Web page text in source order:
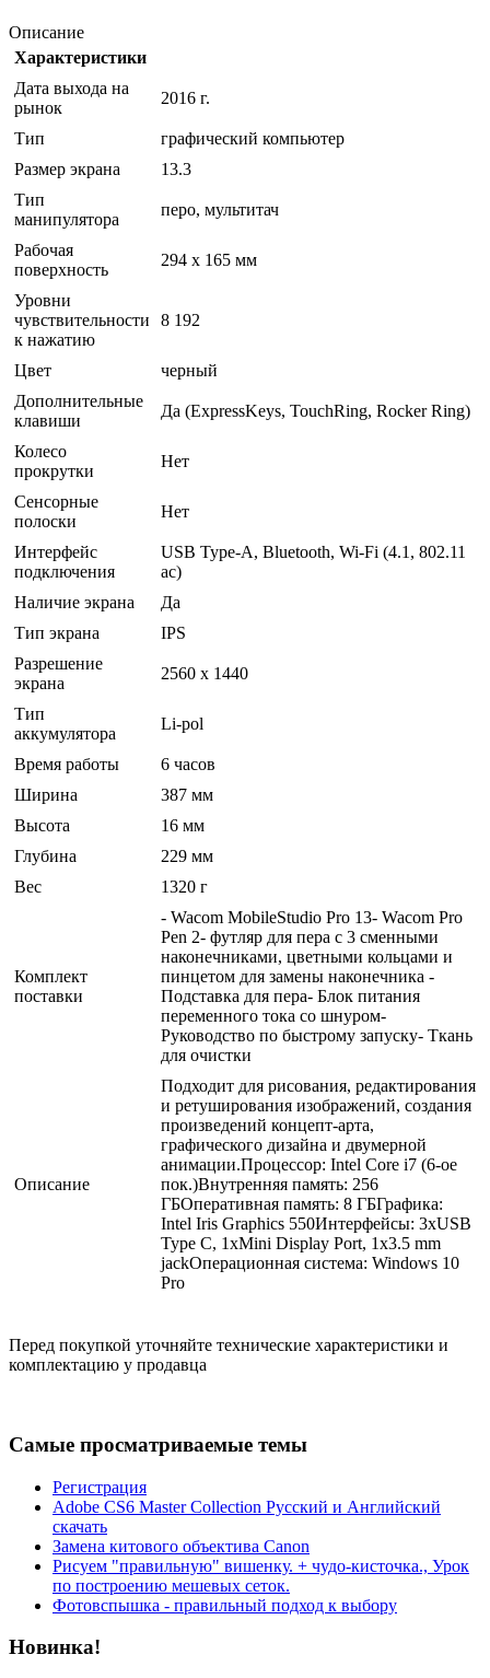
Описание
Характеристики
Дата выхода на
рынок
2016 г.
Тип
графический компьютер
Размер экрана
13.3
Тип
манипулятора
перо, мультитач
Рабочая
поверхность
294 x 165 мм
Уровни
чувствительности
к нажатию
8 192
Цвет
черный
Дополнительные
клавиши
Да (ExpressKeys, TouchRing, Rocker Ring)
Колесо
прокрутки
Нет
Сенсорные
полоски
Нет
Интерфейс
подключения
USB Type-A, Bluetooth, Wi-Fi (4.1, 802.11
ac)
Наличие экрана
Да
Тип экрана
IPS
Разрешение
экрана
2560 x 1440
Тип
аккумулятора
Li-pol
Время работы
6 часов
Ширина
387 мм
Высота
16 мм
Глубина
229 мм
Вес
1320 г
Комплект
поставки
- Wacom MobileStudio Pro 13- Wacom Pro
Pen 2- футляр для пера с 3 сменными
наконечниками, цветными кольцами и
пинцетом для замены наконечника -
Подставка для пера- Блок питания
переменного тока со шнуром-
Руководство по быстрому запуску- Ткань
для очистки
Описание
Подходит для рисования, редактирования
и ретуширования изображений, создания
произведений концепт-арта,
графического дизайна и двумерной
анимации.Процессор: Intel Core i7 (6-ое
пок.)Внутренняя память: 256
ГБОперативная память: 8 ГБГрафика:
Intel Iris Graphics 550Интерфейсы: 3xUSB
Type C, 1xMini Display Port, 1x3.5 mm
jackОперационная система: Windows 10
Pro
Перед покупкой уточняйте технические характеристики и
комплектацию у продавца
Самые просматриваемые темы
Регистрация
Adobe CS6 Master Collection Русский и Английский
скачать
Замена китового объектива Canon
Рисуем "правильную" вишенку. + чудо-кисточка., Урок
по построению мешевых сеток.
Фотовспышка - правильный подход к выбору
Новинка!